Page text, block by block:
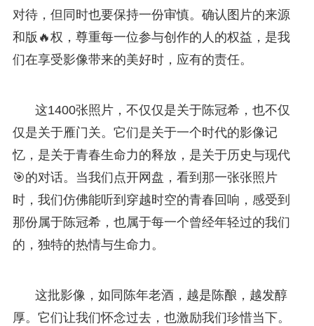
对待，但同时也要保持一份审慎。确认图片的来源
和版🔥权，尊重每一位参与创作的人的权益，是我
们在享受影像带来的美好时，应有的责任。
这1400张照片，不仅仅是关于陈冠希，也不仅
仅是关于雁门关。它们是关于一个时代的影像记
忆，是关于青春生命力的释放，是关于历史与现代
🎯的对话。当我们点开网盘，看到那一张张照片
时，我们仿佛能听到穿越时空的青春回响，感受到
那份属于陈冠希，也属于每一个曾经年轻过的我们
的，独特的热情与生命力。
这批影像，如同陈年老酒，越是陈酿，越发醇
厚。它们让我们怀念过去，也激励我们珍惜当下。